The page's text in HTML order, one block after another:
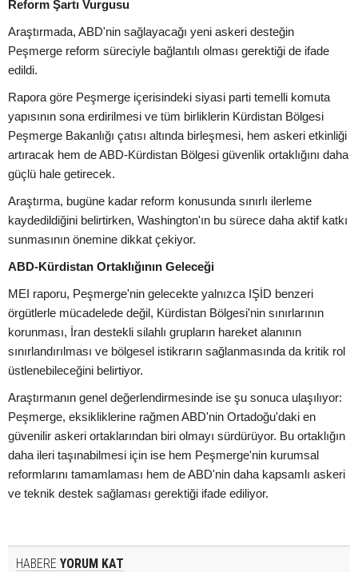
Reform Şartı Vurgusu
Araştırmada, ABD'nin sağlayacağı yeni askeri desteğin
Peşmerge reform süreciyle bağlantılı olması gerektiği de ifade
edildi.
Rapora göre Peşmerge içerisindeki siyasi parti temelli komuta
yapısının sona erdirilmesi ve tüm birliklerin Kürdistan Bölgesi
Peşmerge Bakanlığı çatısı altında birleşmesi, hem askeri etkinliği
artıracak hem de ABD-Kürdistan Bölgesi güvenlik ortaklığını daha
güçlü hale getirecek.
Araştırma, bugüne kadar reform konusunda sınırlı ilerleme
kaydedildiğini belirtirken, Washington'ın bu sürece daha aktif katkı
sunmasının önemine dikkat çekiyor.
ABD-Kürdistan Ortaklığının Geleceği
MEI raporu, Peşmerge'nin gelecekte yalnızca IŞİD benzeri
örgütlerle mücadelede değil, Kürdistan Bölgesi'nin sınırlarının
korunması, İran destekli silahlı grupların hareket alanının
sınırlandırılması ve bölgesel istikrarın sağlanmasında da kritik rol
üstlenebileceğini belirtiyor.
Araştırmanın genel değerlendirmesinde ise şu sonuca ulaşılıyor:
Peşmerge, eksikliklerine rağmen ABD'nin Ortadoğu'daki en
güvenilir askeri ortaklarından biri olmayı sürdürüyor. Bu ortaklığın
daha ileri taşınabilmesi için ise hem Peşmerge'nin kurumsal
reformlarını tamamlaması hem de ABD'nin daha kapsamlı askeri
ve teknik destek sağlaması gerektiği ifade ediliyor.
HABERE YORUM KAT